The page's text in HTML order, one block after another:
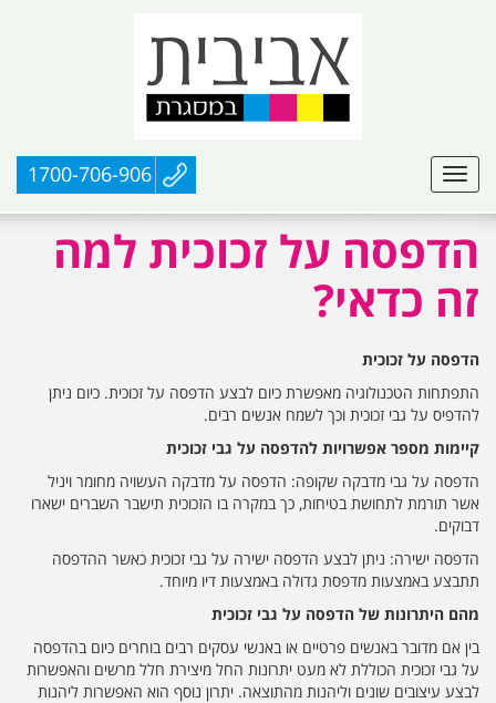
1700-706-906
הדפסה על זכוכית למה
זה כדאי?
הדפסה על זכוכית
התפתחות הטכנולוגיה מאפשרת כיום לבצע הדפסה על זכוכית. כיום ניתן
להדפיס על גבי זכוכית וכך לשמח אנשים רבים.
קיימות מספר אפשרויות להדפסה על גבי זכוכית
הדפסה על גבי מדבקה שקופה: הדפסה על מדבקה העשויה מחומר ויניל
אשר תורמת לתחושת בטיחות, כך במקרה בו הזכוכית תישבר השברים ישארו
דבוקים.
הדפסה ישירה: ניתן לבצע הדפסה ישירה על גבי זכוכית כאשר ההדפסה
תתבצע באמצעות מדפסת גדולה באמצעות דיו מיוחד.
מהם היתרונות של הדפסה על גבי זכוכית
בין אם מדובר באנשים פרטיים או באנשי עסקים רבים בוחרים כיום בהדפסה
על גבי זכוכית הכוללת לא מעט יתרונות החל מיצירת חלל מרשים והאפשרות
לבצע עיצובים שונים וליהנות מהתוצאה. יתרון נוסף הוא האפשרות ליהנות